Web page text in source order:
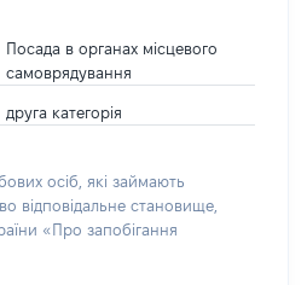
Посада в органах місцевого
самоврядування
друга категорія
осіб, які займають
відповідальне становище,
«Про запобігання